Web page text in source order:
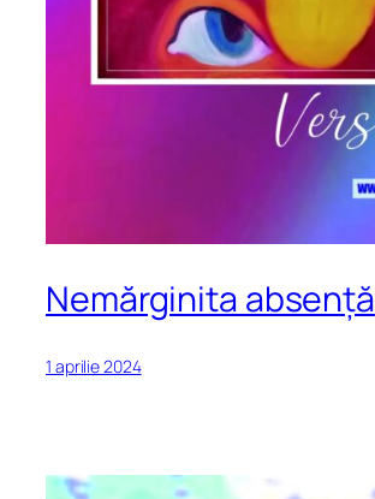
Nemărginita absență
1 aprilie 2024